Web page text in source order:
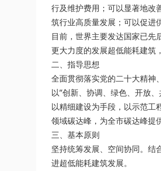
行及维护费用；可以显著地改
筑行业高质量发展；可以促进
目前，世界主要发达国家已先
更大力度的发展超低能耗建筑
二、指导思想
全面贯彻落实党的二十大精神
以“创新、协调、绿色、开放
以精细建设为手段，以示范工
领域碳达峰，为全市碳达峰提
三、基本原则
坚持统筹发展、空间协同。结
进超低能耗建筑发展。